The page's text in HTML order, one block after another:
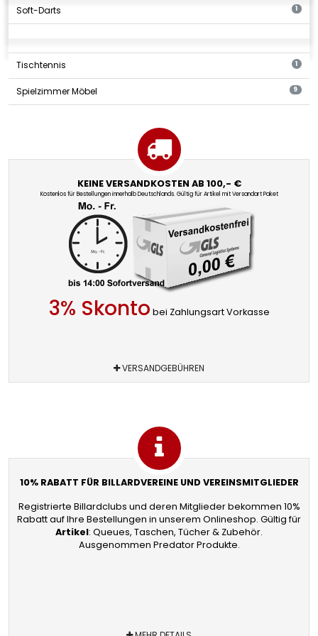
Soft-Darts 1
Tischtennis 1
Spielzimmer Möbel 9
KEINE VERSANDKOSTEN AB 100,- €
Kostenlos für Bestellungen innerhalb Deutschlands. Gültig für Artikel mit Versandart Paket
3% Skonto bei Zahlungsart Vorkasse
VERSANDGEBÜHREN
10% RABATT FÜR BILLARDVEREINE UND VEREINSMITGLIEDER
Registrierte Billardclubs und deren Mitglieder bekommen 10%
Rabatt auf Ihre Bestellungen in unserem Onlineshop. Gültig für
Artikel: Queues, Taschen, Tücher & Zubehör.
Ausgenommen Predator Produkte.